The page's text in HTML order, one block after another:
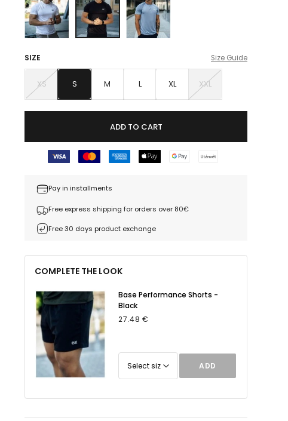
SIZE Size Guide
XS S M L XL XXL
ADD TO CART
Pay in installments
Free express shipping for orders over 80€
Free 30 days product exchange
COMPLETE THE LOOK
Base Performance Shorts -
Black
27.48 €
ADD